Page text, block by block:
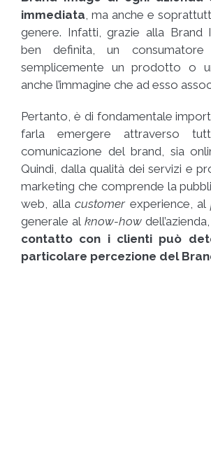
immediata , ma anche e
genere. Infatti, grazie alla Brand
ben definita, un consumatore
semplicemente un prodotto o
anche l’immagine che ad esso
Pertanto, è di fondamentale
farla emergere attraverso
comunicazione del brand, sia
Quindi, dalla qualità dei servizi e
marketing che comprende la
web, allacustomer experience, al
generale al know-howdell’azienda,
contatto con i clienti può
particolare percezione del